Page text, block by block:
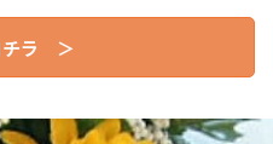
チラ ＞